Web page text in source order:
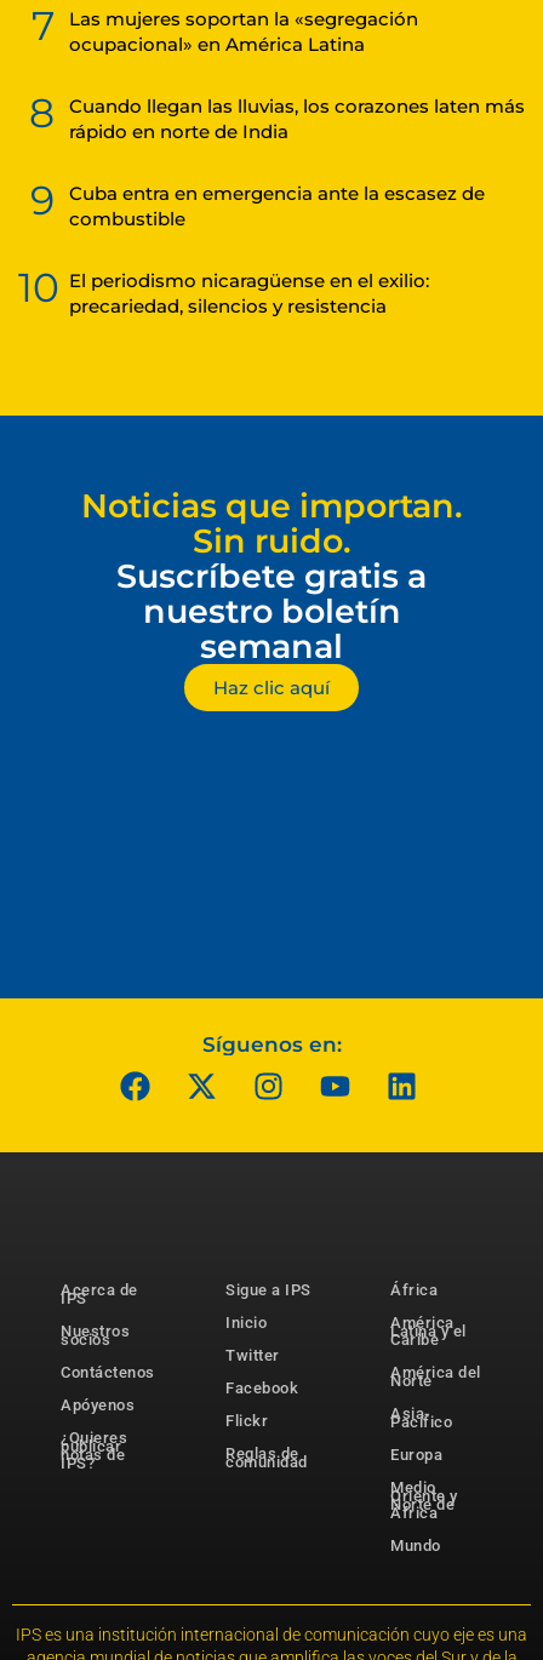
7
Las mujeres soportan la «segregación
ocupacional» en América Latina
8
Cuando llegan las lluvias, los corazones laten más
rápido en norte de India
9
Cuba entra en emergencia ante la escasez de
combustible
10 El periodismo nicaragüense en el exilio:
precariedad, silencios y resistencia
Noticias que importan.
Sin ruido.
Suscríbete gratis a
nuestro boletín
semanal
Haz clic aquí
Síguenos en:
Acerca de
IPS
Nuestros
socios
Contáctenos
Apóyenos
¿Quieres
publicar
notas de
IPS?
Sigue a IPS
Inicio
Twitter
Facebook
Flickr
Reglas de
comunidad
África
América
Latina y el
Caribe
América del
Norte
Asia-
Pacífico
Europa
Medio
Oriente y
Norte de
África
Mundo
IPS es una institución internacional de comunicación cuyo eje es una